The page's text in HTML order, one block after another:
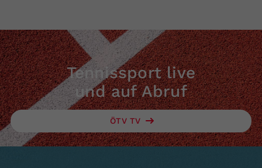
Tennissport live
und auf Abruf
ÖTV TV